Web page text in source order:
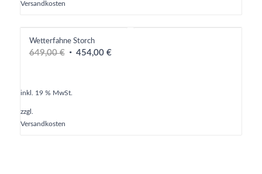
Versandkosten
Wetterfahne Storch
649,00€ Ursprünglicher
649,00 €
454,00 €Aktueller
inkl. 19 % MwSt.
zzgl.
Versandkosten